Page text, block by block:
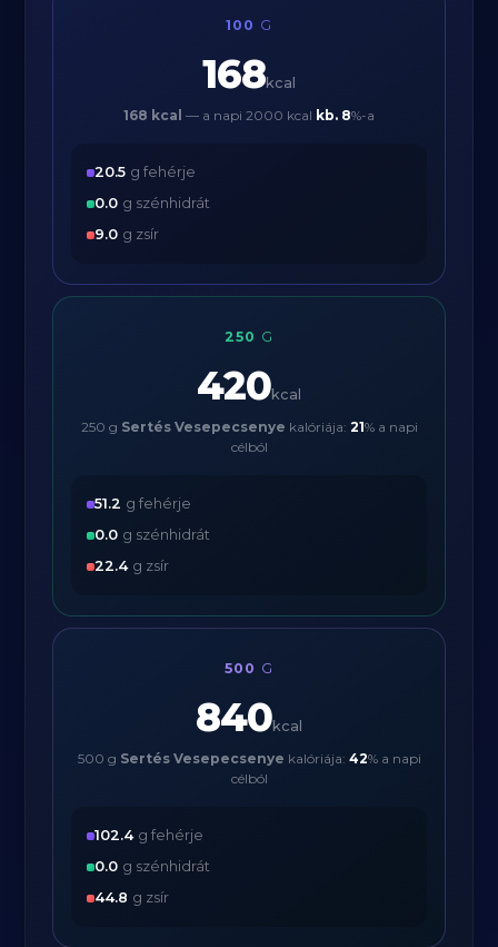
100 G
168kcal
168 kcal — a napi 2000 kcal kb. 8%-a
20.5 g fehérje
0.0 g szénhidrát
9.0 g zsír
250 G
420kcal
250 g Sertés Vesepecsenye kalóriája: 21% a napi
célból
51.2 g fehérje
0.0 g szénhidrát
22.4 g zsír
500 G
840kcal
500 g Sertés Vesepecsenye kalóriája: 42% a napi
célból
102.4 g fehérje
0.0 g szénhidrát
44.8 g zsír